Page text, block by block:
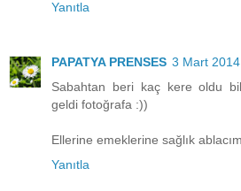
Yanıtla
PAPATYA PRENSES 3 Mart
Sabahtan beri kaç kere oldu
geldi fotoğrafa :))
Ellerine emeklerine sağlık ablacım.
Yanıtla